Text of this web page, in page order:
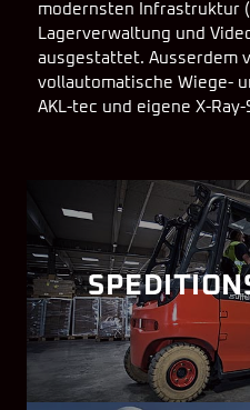
modernsten Infrastruktur
Lagerverwaltung und
ausgestattet. Ausserdem
vollautomatische Wiege-
AKL-tec und eigene X-